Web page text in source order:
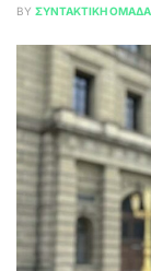
BY ΣΥΝΤΑΚΤΙΚΉ ΟΜΆΔΑ